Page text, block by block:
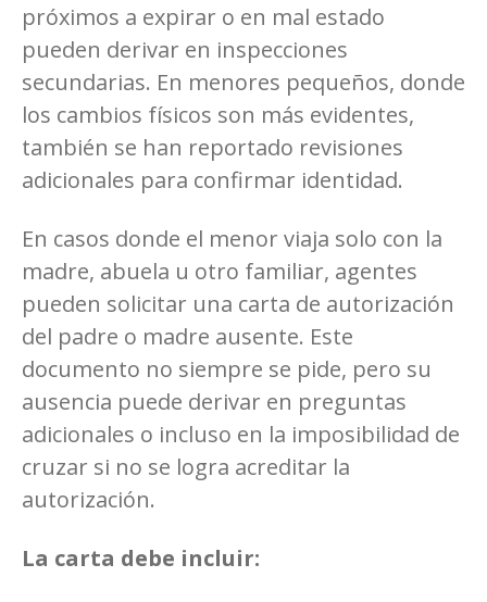
próximos a expirar o en mal estado
pueden derivar en inspecciones
secundarias. En menores pequeños, donde
los cambios físicos son más evidentes,
también se han reportado revisiones
adicionales para confirmar identidad.
En casos donde el menor viaja solo con la
madre, abuela u otro familiar, agentes
pueden solicitar una carta de autorización
del padre o madre ausente. Este
documento no siempre se pide, pero su
ausencia puede derivar en preguntas
adicionales o incluso en la imposibilidad de
cruzar si no se logra acreditar la
autorización.
La carta debe incluir: